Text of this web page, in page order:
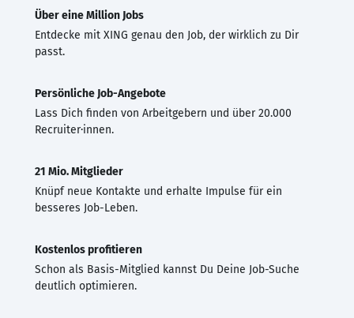
Über eine Million Jobs
Entdecke mit XING genau den Job, der wirklich zu Dir
passt.
Persönliche Job-Angebote
Lass Dich finden von Arbeitgebern und über 20.000
Recruiter·innen.
21 Mio. Mitglieder
Knüpf neue Kontakte und erhalte Impulse für ein
besseres Job-Leben.
Kostenlos profitieren
Schon als Basis-Mitglied kannst Du Deine Job-Suche
deutlich optimieren.